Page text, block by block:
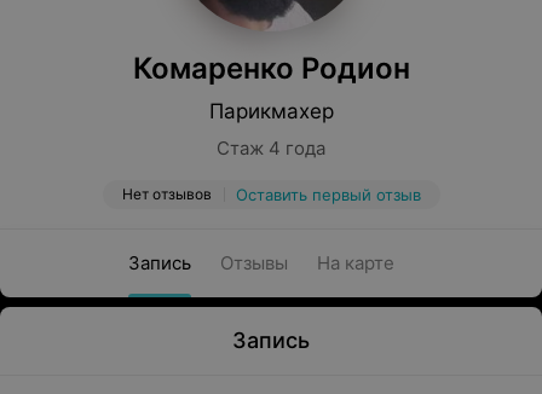
Комаренко Родион
Парикмахер
Стаж 4 года
Нет отзывов Оставить первый отзыв
Запись Отзывы На карте
Запись